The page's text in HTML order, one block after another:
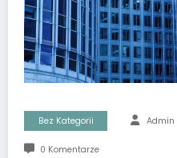
Bez Kategorii Admin
0 Komentarze